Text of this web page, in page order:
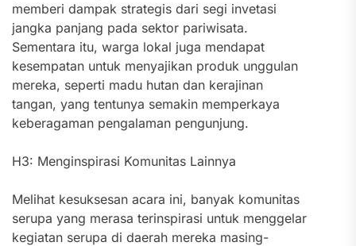
memberi dampak strategis dari segi invetasi
jangka panjang pada sektor pariwisata.
Sementara itu, warga lokal juga mendapat
kesempatan untuk menyajikan produk unggulan
mereka, seperti madu hutan dan kerajinan
tangan, yang tentunya semakin memperkaya
keberagaman pengalaman pengunjung.
H3: Menginspirasi Komunitas Lainnya
Melihat kesuksesan acara ini, banyak komunitas
serupa yang merasa terinspirasi untuk menggelar
kegiatan serupa di daerah mereka masing-